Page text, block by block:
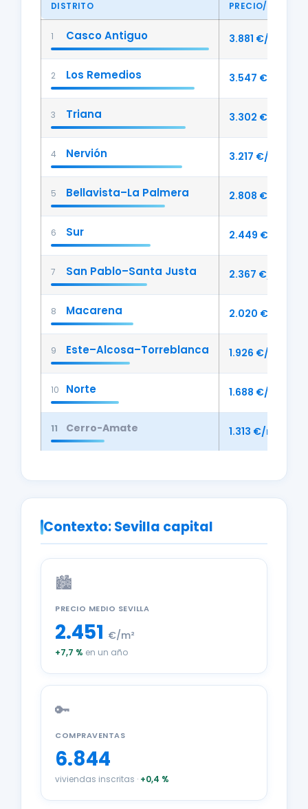
DISTRITO PRECIO/M²
1 Casco Antiguo 3.881 €/m²
2 Los Remedios 3.547 €/m²
3 Triana 3.302 €/m²
4 Nervión 3.217 €/m²
5 Bellavista–La Palmera 2.808 €/m²
6 Sur 2.449 €/m²
7 San Pablo–Santa Justa 2.367 €/m²
8 Macarena 2.020 €/m²
9 Este–Alcosa–Torreblanca 1.926 €/m²
10 Norte 1.688 €/m²
11 Cerro-Amate 1.313 €/m²
Contexto: Sevilla capital
🏙️
PRECIO MEDIO SEVILLA
2.451 €/m²
+7,7 % en un año
🔑
COMPRAVENTAS
6.844
viviendas inscritas · +0,4 %